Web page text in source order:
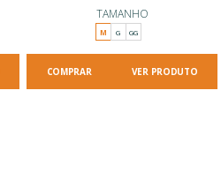
TAMANHO
M G GG
VER PRODUTO